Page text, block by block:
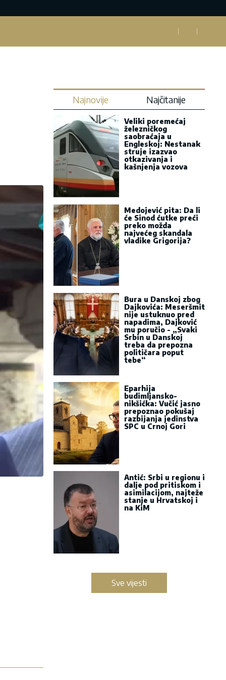
Najnovije Najčitanije
Veliki poremećaj
železničkog
saobraćaja u
Engleskoj: Nestanak
struje izazvao
otkazivanja i
kašnjenja vozova
Medojević pita: Da li
će Sinod ćutke preći
preko možda
najvećeg skandala
vladike Grigorija?
Bura u Danskoj zbog
Dajkovića: Meseršmit
nije ustuknuo pred
napadima, Dajković
mu poručio - „Svaki
Srbin u Danskoj
treba da prepozna
političara poput
tebe“
Eparhija
budimljansko-
nikšićka: Vučić jasno
prepoznao pokušaj
razbijanja jedinstva
SPC u Crnoj Gori
Antić: Srbi u regionu i
dalje pod pritiskom i
asimilacijom, najteže
stanje u Hrvatskoj i
na KiM
Sve vijesti